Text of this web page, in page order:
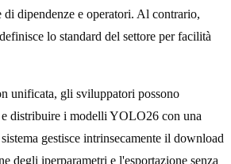
dipendenze e operatori. Al contrario,
definisce lo standard del settore per facilità
unificata, gli sviluppatori possono
e distribuire i modelli YOLO26 con una
gestisce intrinsecamente il download
degli iperparametri e l'esportazione senza